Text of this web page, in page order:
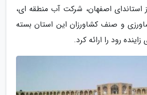
استاندای اصفهان، شرکت آب منطقه ای،
و صنف کشاورزان این استان بسته
رود را ارائه کرد.